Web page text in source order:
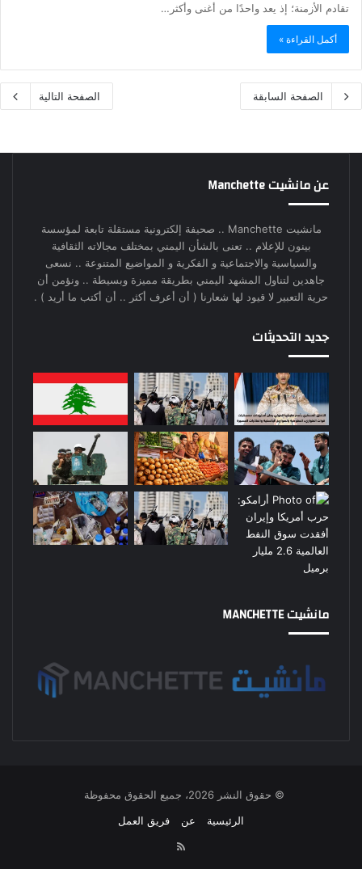
تقادم الأزمنة؛ إذ يعد واحدًا من أغنى وأكثر…
أكمل القراءة »
الصفحة السابقة الصفحة التالية
عن مانشيت Manchette
مانشيت Manchette .. صحيفة إلكترونية مستقلة تابعة لمؤسسة
بينون للإعلام .. تعنى بالشأن اليمني بمختلف مجالاته الثقافية
والسياسية والاجتماعية و الفكرية و المواضيع المتنوعة .. نسعى
جاهدين لتناول المشهد اليمني بطريقة مميزة وبسيطة .. ونؤمن أن
حرية التعبير لا قيود لها شعارنا ( أن أعرف أكثر .. أن أكتب ما أريد ) .
جديد التحديثات
مانشيت MANCHETTE
© حقوق النشر 2026، جميع الحقوق محفوظة
الرئيسية
عن
فريق العمل
RSS